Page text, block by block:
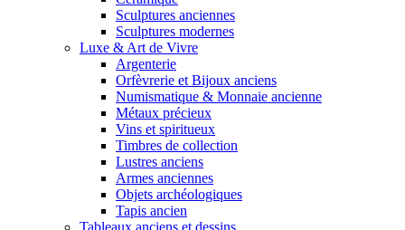
Sculptures anciennes
Sculptures modernes
Luxe & Art de Vivre
Argenterie
Orfèvrerie et Bijoux anciens
Numismatique & Monnaie ancienne
Métaux précieux
Vins et spiritueux
Timbres de collection
Lustres anciens
Armes anciennes
Objets archéologiques
Tapis ancien
Tableaux anciens et dessins